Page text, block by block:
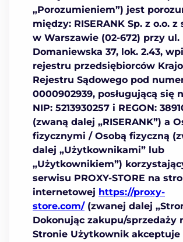
„Porozumieniem”) jest
między: RISERANK Sp. z o.o. z
w Warszawie (02-672) przy ul.
Domaniewska 37, lok. 2.43,
rejestru przedsiębiorców
Rejestru Sądowego pod
0000902939, posługującą się
NIP: 5213930257 i REGON:
(zwaną dalej „RISERANK”) a
fizycznymi / Osobą fizyczną
dalej „Użytkownikami” lub
„Użytkownikiem”)
serwisu PROXY-STORE na
internetowej https://proxy-
store.com/(zwanej dalej
Dokonując zakupu/sprzedaży
Stronie Użytkownik